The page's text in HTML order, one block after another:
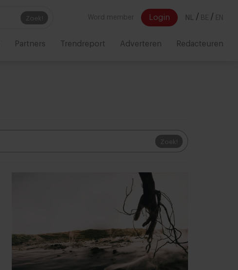
Zoek! Word member Login NL / BE / EN
Partners Trendreport Adverteren Redacteuren
Zoek!